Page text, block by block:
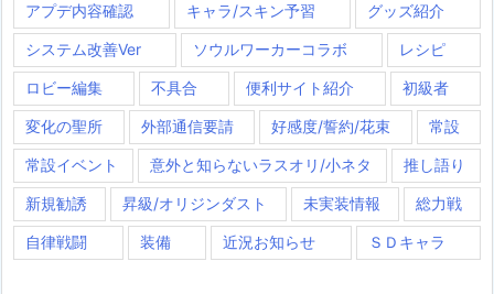
アプデ内容確認 キャラ/スキン予習 グッズ紹介
システム改善Ver ソウルワーカーコラボ レシピ
ロビー編集 不具合 便利サイト紹介 初級者
変化の聖所 外部通信要請 好感度/誓約/花束 常設
常設イベント 意外と知らないラスオリ/小ネタ 推し語り
新規勧誘 昇級/オリジンダスト 未実装情報 総力戦
自律戦闘 装備 近況お知らせ ＳＤキャラ